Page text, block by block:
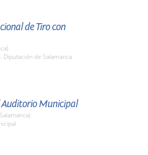
de Tiro con
Diputación de Salamanca
Municipal